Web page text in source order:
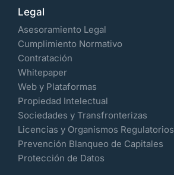
Legal
Asesoramiento Legal
Cumplimiento Normativo
Contratación
Whitepaper
Web y Plataformas
Propiedad Intelectual
Sociedades y Transfronterizas
Licencias y Organismos Regulatorios
Prevención Blanqueo de Capitales
Protección de Datos